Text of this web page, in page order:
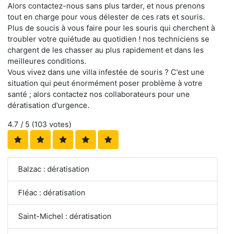
Alors contactez-nous sans plus tarder, et nous prenons
tout en charge pour vous délester de ces rats et souris.
Plus de soucis à vous faire pour les souris qui cherchent à
troubler votre quiétude au quotidien ! nos techniciens se
chargent de les chasser au plus rapidement et dans les
meilleures conditions.
Vous vivez dans une villa infestée de souris ? C'est une
situation qui peut énormément poser problème à votre
santé ; alors contactez nos collaborateurs pour une
dératisation d'urgence.
4.7 / 5 (103 votes)
Balzac : dératisation
Fléac : dératisation
Saint-Michel : dératisation